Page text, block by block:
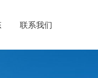
联系我们